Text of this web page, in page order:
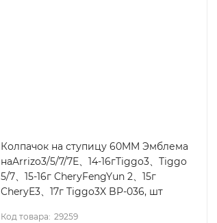
Колпачок на ступицу 60MM Эмблема
наArrizo3/5/7/7E、14-16гTiggo3、Tiggo
5/7、15-16г CheryFengYun 2、15г
CheryE3、17г Tiggo3X BP-036, шт
Код товара: 29259